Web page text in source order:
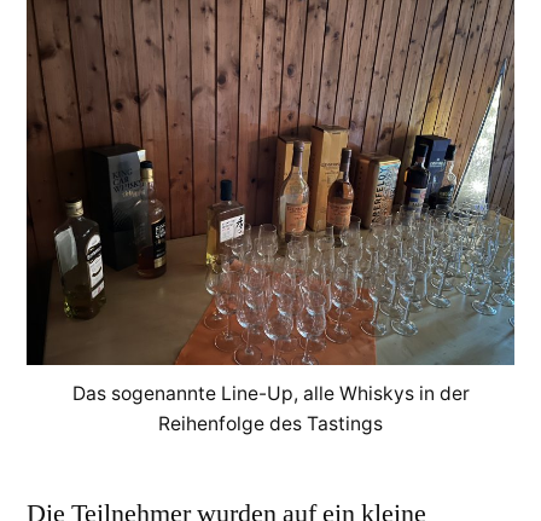
Das sogenannte Line-Up, alle Whiskys in der
Reihenfolge des Tastings
Die Teilnehmer wurden auf ein kleine